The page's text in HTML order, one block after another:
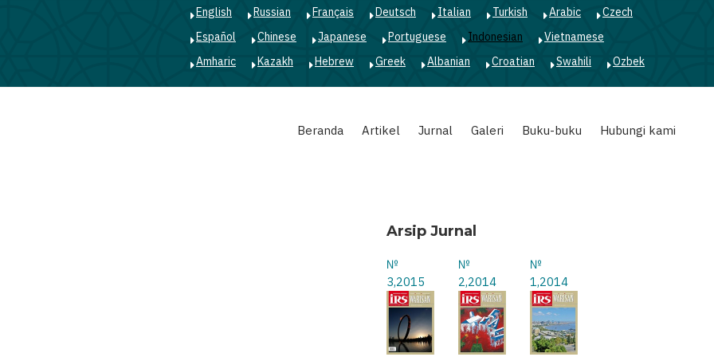
English Russian Français Deutsch Italian Turkish Arabic
Czech
Español
Chinese Japanese Portuguese Indonesian
Vietnamese
Amharic
Kazakh Hebrew Greek Albanian Croatian Swahili Ozbek
Beranda Artikel Jurnal Galeri Buku-buku Hubungi kami
Arsip Jurnal
№
3,2015
№
2,2014
№
1,2014